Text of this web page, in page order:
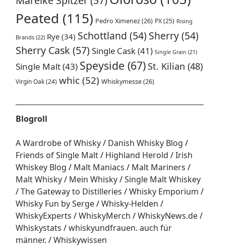
Peated (115) Pedro Ximenez(26) PX(25) Rising
Brands(22) Rye(34) Schottland (54) Sherry(54)
Sherry Cask (57)Single Cask(41) Single Grain (21)
Single Malt(43) Speyside (67) St. Kilian (48)
Virgin Oak(24) whic(52) Whiskymesse(26)
Blogroll
A Wardrobe of Whisky
Danish Whisky Blog
Friends of Single Malt
Highland Herold
Irish
Whiskey Blog
Malt Maniacs
Malt Mariners
Malt Whisky
Mein Whisky
Single Malt Whiskey
The Gateway to Distilleries
Whisky Emporium
Whisky Fun by Serge
Whisky-Helden
WhiskyExperts
WhiskyMerch
WhiskyNews.de
Whiskystats
whiskyundfrauen. auch für
männer.
Whiskywissen